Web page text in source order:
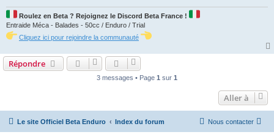
Roulez en Beta ? Rejoignez le Discord Beta France !
Entraide Méca - Balades - 50cc / Enduro / Trial
Cliquez ici pour rejoindre la communauté
Répondre
3 messages • Page 1 sur 1
Aller à
Le site Officiel Beta Enduro Index du forum Nous contacter